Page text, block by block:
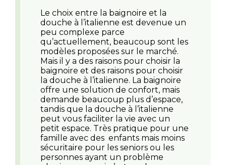
Le choix entre la baignoire et la
douche à l’italienne est devenue un
peu complexe parce
qu’actuellement, beaucoup sont les
modèles proposées sur le marché.
Mais il y a des raisons pour choisir la
baignoire et des raisons pour choisir
la douche à l’italienne. La baignoire
offre une solution de confort, mais
demande beaucoup plus d’espace,
tandis que la douche à l’italienne
peut vous faciliter la vie avec un
petit espace. Très pratique pour une
famille avec des enfants mais moins
sécuritaire pour les seniors ou les
personnes ayant un problème